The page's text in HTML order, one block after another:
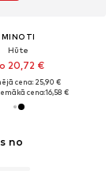
MINOTI
Hūte
20,72 €
cena: 25,90 €
cena:16,58 €
no